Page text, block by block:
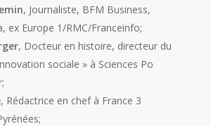
, Journaliste, BFM Business,
ex Europe 1/RMC/Franceinfo;
, Docteur en histoire, directeur du
sociale » à Sciences Po
, Rédactrice en chef à France 3